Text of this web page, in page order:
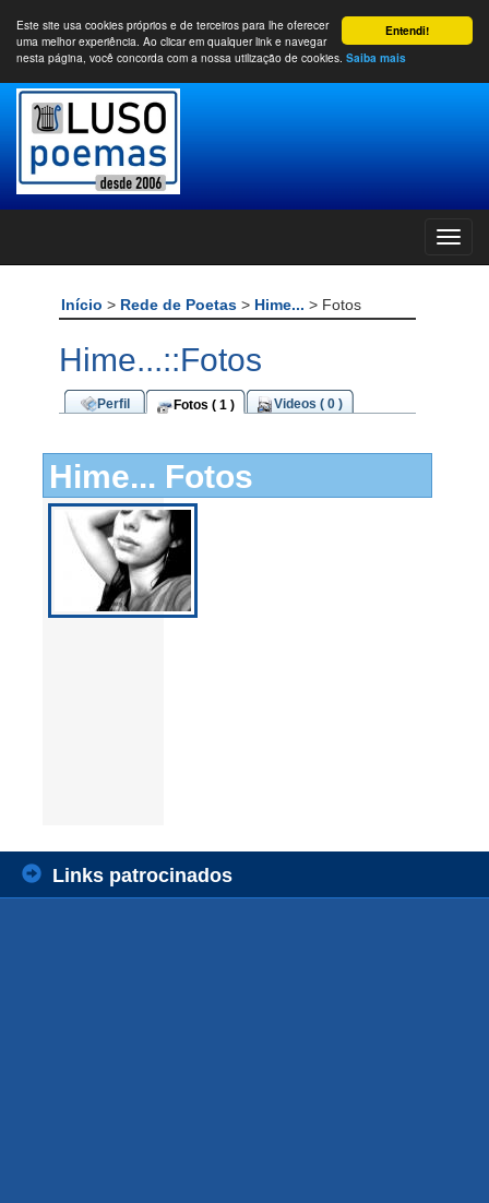
Entendi!
Este site usa cookies próprios e de terceiros para lhe oferecer
uma melhor experiência. Ao clicar em qualquer link e navegar
nesta página, você concorda com a nossa utilização de cookies. Saiba mais
Início > Rede de Poetas > Hime... > Fotos
Hime...::Fotos
Perfil Fotos ( 1 ) Videos ( 0 )
Hime... Fotos
Links patrocinados